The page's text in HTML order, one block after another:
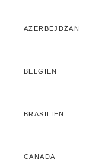
AZERBEJDŻAN
BELGIEN
BRASILIEN
CANADA